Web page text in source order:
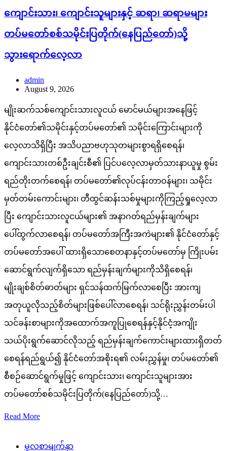
ကျောင်းသား၊ ကျောင်းသူများနှင့် ဆရာ၊ ဆရာမများ
တပ်မတော်စစ်သမိုင်းပြတိုက်(နေပြည်တော်)သို့
သွားရောက်လေ့လာ
admin
August 9, 2026
မျိုးဆက်သစ်ကျောင်းသားလူငယ် မောင်မယ်များအနေဖြင့်
နိုင်ငံတော်၏သမိုင်းနှင့်တပ်မတော်၏ သမိုင်းကြောင်းများကို
လေ့လာသိရှိပြီး အသိပညာဗဟုသုတများစွာရရှိစေရန်၊
ကျောင်းသားတစ်ဦးချင်းစီ၏ ပြင်ပလေ့လာမှတ်သားနာယူမှု စွမ်း
ရည်တိုးတက်စေရန်၊ တပ်မတော်၏လုပ်ငန်းတာဝန်များ၊ သမိုင်း
မှတ်တမ်းကောင်းများ၊ တီထွင်ဆန်းသစ်မှုများကိုကြည့်ရှုလေ့လာ
ပြီး ကျောင်းသားလူငယ်များ၏ အနာဂတ်ရည်မှန်းချက်များ
ပေါ်ထွက်လာစေရန်၊ တပ်မတော်အကြီးအကဲများ၏ နိုင်ငံတော်နှင့်
တပ်မတော်အပေါ် ထားရှိသောစေတနာနှင့်တပ်မတော်မှ ကြိုးပမ်း
ဆောင်ရွက်လျက်ရှိသော ရည်မှန်းချက်များကိုသိရှိစေရန်၊
မျိုးချစ်စိတ်ဓာတ်များ ရှင်သန်ထက်မြက်လာစေပြီး အားကျ
အတုယူလိုသည့်စိတ်များဖြစ်ပေါ်လာစေရန်၊ သင်ရိုးညွှန်းတမ်းပါ
သင်ခန်းစာများကိုအထောက်အကူပြုစေရန်နှင့်နိုင်ငံ့အကျိုး
သယ်ပိုးရွက်ဆောင်လိုသည့် ရည်မှန်းချက်ကောင်းများထားရှိတတ်
စေရန်ရည်ရွယ်၍ နိုင်ငံတော်အစိုးရ၏ လမ်းညွှန်မှု၊ တပ်မတော်၏
စီစဉ်ဆောင်ရွက်မှုဖြင့် ကျောင်းသား၊ ကျောင်းသူများအား
တပ်မတော်စစ်သမိုင်းပြတိုက်(နေပြည်တော်)သို့…
Read More
မူလစာမျက်နှာ